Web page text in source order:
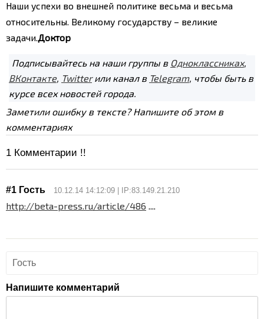
Наши успехи во внешней политике весьма и весьма
относительны. Великому государству – великие
задачи. Доктор
Подписывайтесь на наши группы в Одноклассниках,
ВКонтакте, Twitterили канал в Telegram, чтобы быть в
курсе всех новостей города.
Заметили ошибку в тексте? Напишите об этом в
комментариях
1 Комментарии !!
#1 Гость 10.12.14 14:12:09 | IP:83.149.21.210
http://beta-press.ru/article/486
Напишите комментарий